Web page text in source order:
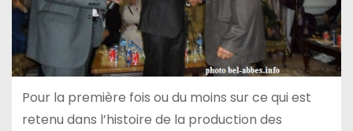
Pour la première fois ou du moins sur ce qui est
retenu dans l’histoire de la production des